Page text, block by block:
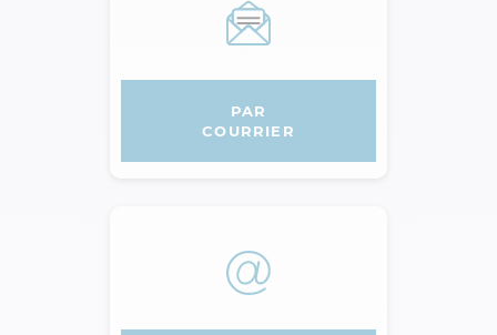
PAR
COURRIER